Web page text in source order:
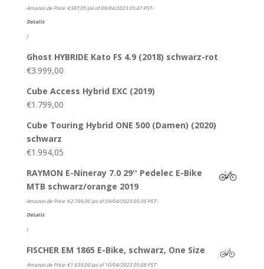
Amazon.de Price:€387,05(as of 09/04/2023 05:47 PST-
Details
)
Ghost HYBRIDE Kato FS 4.9 (2018) schwarz-rot
€3.999,00
Cube Access Hybrid EXC (2019)
€1.799,00
Cube Touring Hybrid ONE 500 (Damen) (2020)
schwarz
€1.994,05
RAYMON E-Nineray 7.0 29'' Pedelec E-Bike
MTB schwarz/orange 2019
Amazon.de Price:€2.799,00(as of 09/04/2023 05:35 PST-
Details
)
FISCHER EM 1865 E-Bike, schwarz, One Size
Amazon.de Price:€1.639,00(as of 10/04/2023 05:08 PST-